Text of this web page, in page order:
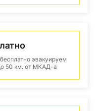
эвакуируем
50 км. от МКАД-а